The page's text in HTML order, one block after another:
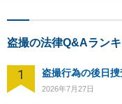
盗撮の法律Q&Aラン
1 盗撮行為の後日
2026年7月27日